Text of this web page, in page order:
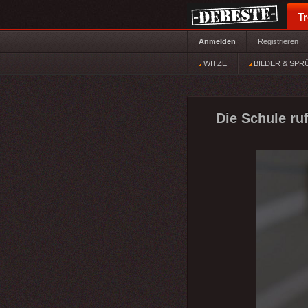
Anmelden Registrieren
WITZE BILDER &
Die Schule